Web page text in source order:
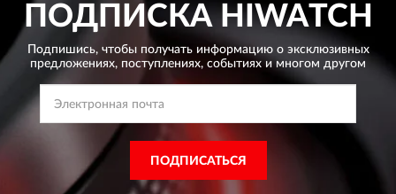
ПОДПИСКАHIWATCH
Подпишись, чтобы получать информацию о эксклюзивных
предложениях, поступлениях, событиях и многом другом
ПОДПИСАТЬСЯ